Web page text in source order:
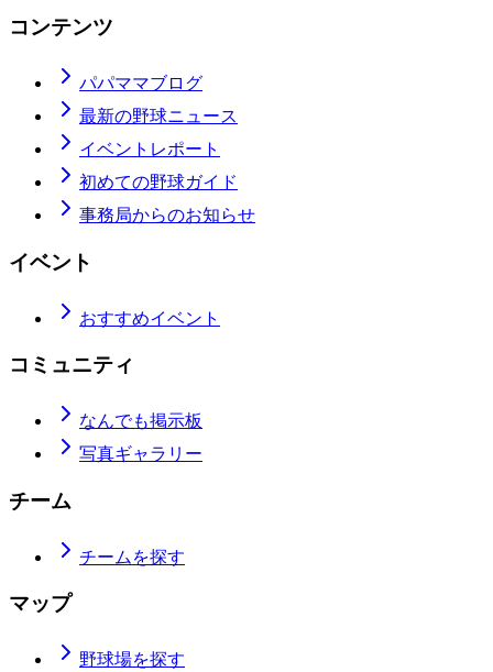
コンテンツ
パパママブログ
最新の野球ニュース
イベントレポート
初めての野球ガイド
事務局からのお知らせ
イベント
おすすめイベント
コミュニティ
なんでも掲示板
写真ギャラリー
チーム
チームを探す
マップ
野球場を探す